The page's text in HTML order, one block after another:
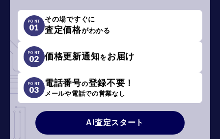
POINT
01
その場ですぐに
査定価格がわかる
POINT
02 価格更新通知をお届け
POINT
03
電話番号の登録不要！
メールや電話での営業なし
AI査定スタート